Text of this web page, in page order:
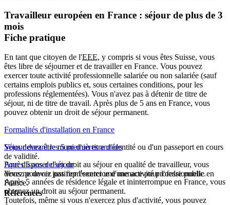
Travailleur européen en France : séjour de plus de 3
mois
Fiche pratique
En tant que citoyen de l'EEE, y compris si vous êtes Suisse, vous
êtes libre de séjourner et de travailler en France. Vous pouvez
exercer toute activité professionnelle salariée ou non salariée (sauf
certains emplois publics et, sous certaines conditions, pour les
professions réglementées). Vous n'avez pas à détenir de titre de
séjour, ni de titre de travail. Après plus de 5 ans en France, vous
pouvez obtenir un droit de séjour permanent.
Formalités d'installation en France
Vous devez être muni d'un titre d'identité ou d'un passeport en cours
de validité.
Vous ne devez pas représenter une menace pour l'ordre public.
Séjour durant les 5 premières années
Pour disposer d'un droit au séjour en qualité de travailleur, vous
devez pouvoir justifier l'exercice d'une activité professionnelle en
France.
Toutefois, même si vous n'exercez plus d'activité, vous pouvez
Après 5 ans de séjour
Après 5 années de résidence légale et ininterrompue en France, vous
obtenez un droit au séjour permanent.
Références